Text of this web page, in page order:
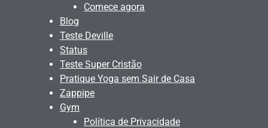
Comece agora
Blog
Teste Deville
Status
Teste Super Cristão
Pratique Yoga sem Sair de Casa
Zappipe
Gym
Política de Privacidade